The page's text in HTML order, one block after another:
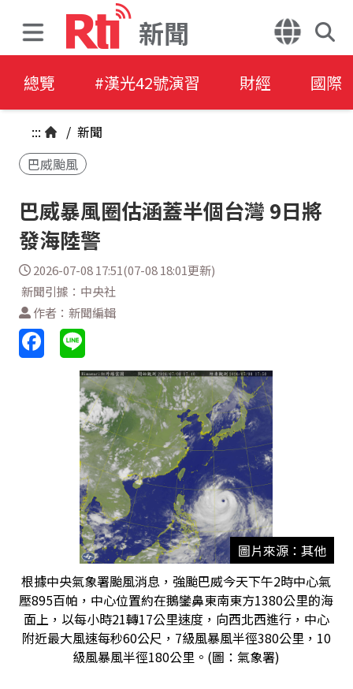
新聞
總覽 #漢光42號演習 財經 國際
::: / 新聞
巴威颱風
巴威暴風圈估涵蓋半個台灣 9日將
發海陸警
2026-07-08 17:51(07-08 18:01更新)
新聞引據：中央社
作者：新聞編輯
圖片來源：其他
根據中央氣象署颱風消息，強颱巴威今天下午2時中心氣
壓895百帕，中心位置約在鵝鑾鼻東南東方1380公里的海
面上，以每小時21轉17公里速度，向西北西進行，中心
附近最大風速每秒60公尺，7級風暴風半徑380公里，10
級風暴風半徑180公里。(圖：氣象署)